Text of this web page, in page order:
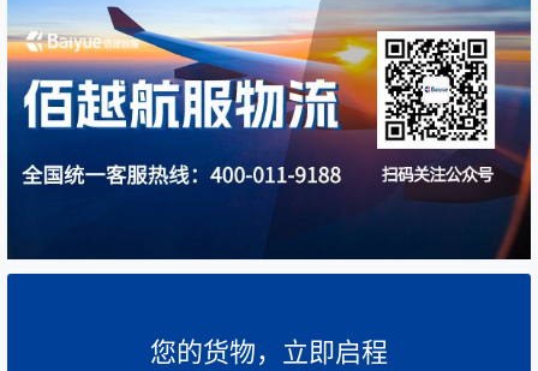
全程物理监护
专差一对一携带货物，规避货舱盗窃、错误装卸风
险，敏感文件、芯片、生物样本等高价值货物丢失
率趋近于零 。
利用外交邮袋特权或预申报通道（如IATA CEIV认
证），减少海关开箱查验，医药冷链货物通关效率
提升60%。
您的货物，立即启程